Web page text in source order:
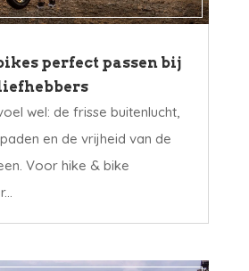
perfect passen bij
wel: de frisse buitenlucht,
en de vrijheid van de
Voor hike & bike